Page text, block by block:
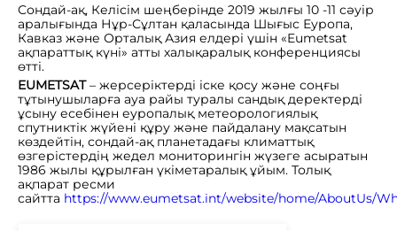
Сондай-ақ, Келісім шеңберінде 2019 жылғы 10 -11 сәуір
аралығында Нұр-Сұлтан қаласында Шығыс Еуропа,
Кавказ және Орталық Азия елдері үшін «Eumetsat
ақпараттық күні» атты халықаралық конференциясы
өтті.
EUMETSAT– жерсеріктерді іске қосу және соңғы
тұтынушыларға ауа райы туралы сандық деректерді
ұсыну есебінен еуропалық метеорологиялық
спутниктік жүйені құру және пайдалану мақсатын
көздейтін, сондай-ақ планетадағы климаттық
өзгерістердің жедел мониторингін жүзеге асыратын
1986 жылы құрылған үкіметаралық ұйым. Толық
ақпарат ресми
сайтта https://www.eumetsat.int/website/home/AboutUs/